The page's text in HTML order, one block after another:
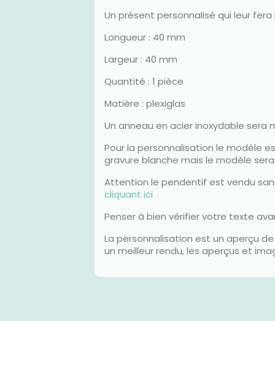
Un présent personnalisé qui leur
Longueur : 40 mm
Largeur : 40 mm
Quantité : 1 pièce
Matière : plexiglas
Un anneau en acier inoxydable sera
Pour la personnalisation le modèle
gravure blanche mais le modèle
Attention le pendentif est vendu
cliquant ici
Penser à bien vérifier votre texte
La personnalisation est un aperçu
un meilleur rendu, les aperçus et